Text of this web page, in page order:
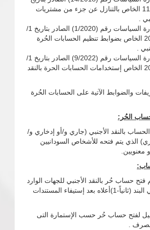
11/11/2018 الخاص بالتنازل عن جزء من مشتريات
.
منشور إدارة السياسات رقم (1/2020) الصادر بتاريخ 1/
يناير / 2020 الخاص بضوابط تنظيم الحسابات الحُرة
.
منشور إدارة السياسات رقم (9/2022) الصادر بتاريخ 1/
يناير / 2022 الخاص إستخدامات الحسابات الحرة بالنقد
والضوابط الآتية على الحسابات الحُرة
الحُر:
بالنقد الأجنبي (جاري و/أو إدخاري و/
الذي يتم فتحه للأشخاص السودانيين
معنويين.
حساب حُر بالنقد الأجنبي للجهات الوارد
ذكرها في البند (ثانياً-1)أعلاه بعد إستيفاء المستندات
لفتح حساب حُر حسب الإستمارة التى
.